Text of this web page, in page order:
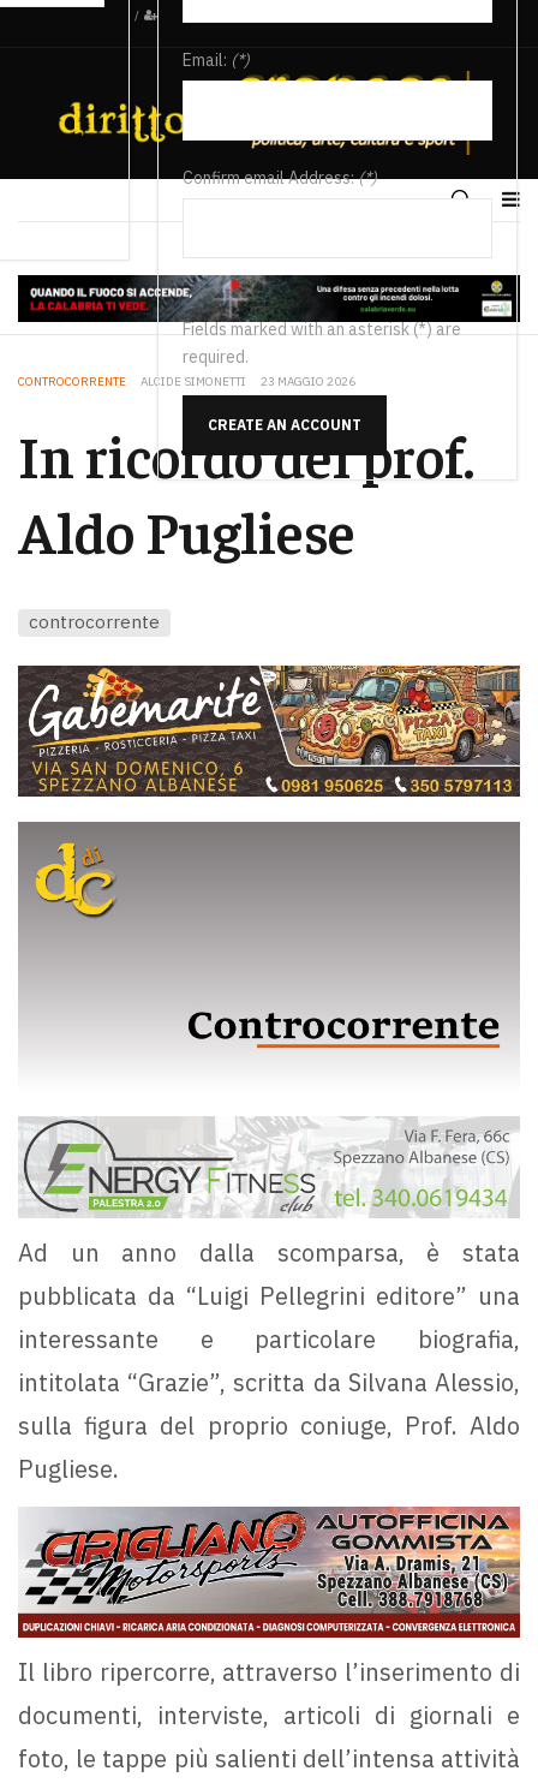
/
Email: (*)
Confirm email Address:(*)
Fields marked with an asterisk (*) are
required.
CREATE AN ACCOUNT
CONTROCORRENTE ALCIDE SIMONETTI 23 MAGGIO 2026
In ricordo del prof.
Aldo Pugliese
controcorrente
Ad un anno dalla scomparsa, è stata
pubblicata da “Luigi Pellegrini editore” una
interessante e particolare biografia,
intitolata “Grazie”, scritta da Silvana Alessio,
sulla figura del proprio coniuge, Prof. Aldo
Pugliese.
Il libro ripercorre, attraverso l’inserimento di
documenti, interviste, articoli di giornali e
foto, le tappe più salienti dell’intensa attività